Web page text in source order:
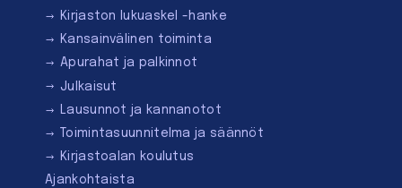
Kirjaston lukuaskel -hanke
Kansainvälinen toiminta
Apurahat ja palkinnot
Julkaisut
Lausunnot ja kannanotot
Toimintasuunnitelma ja säännöt
Kirjastoalan koulutus
Ajankohtaista